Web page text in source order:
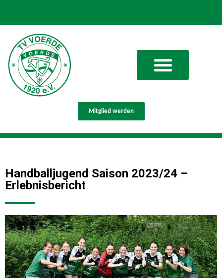
Mitglied werden
Handballjugend Saison 2023/24 –
Erlebnisbericht